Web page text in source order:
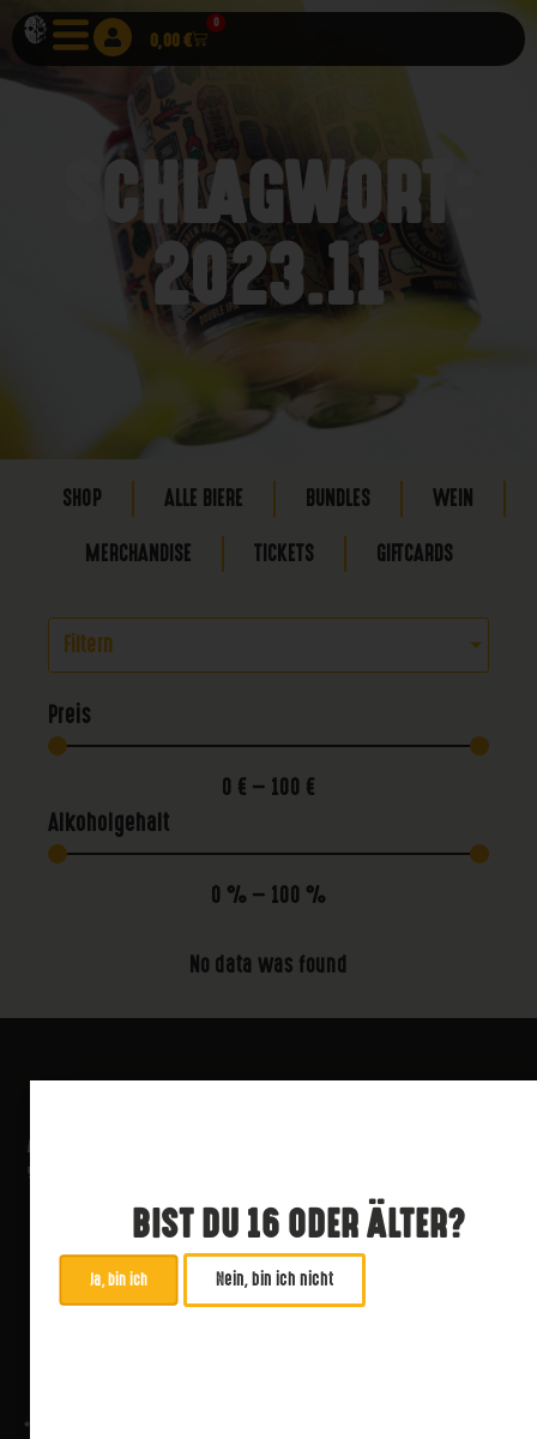
0,00€
0
SCHLAGWORT:
2023.11
SHOP ALLE BIERE BUNDLES WEIN
MERCHANDISE TICKETS GIFTCARDS
Filtern
Preis
0 € — 100 €
Alkoholgehalt
0 % — 100 %
No data was found
*
BIST DU 16 ODER ÄLTER?
Ja, bin ich Nein, bin ich nicht